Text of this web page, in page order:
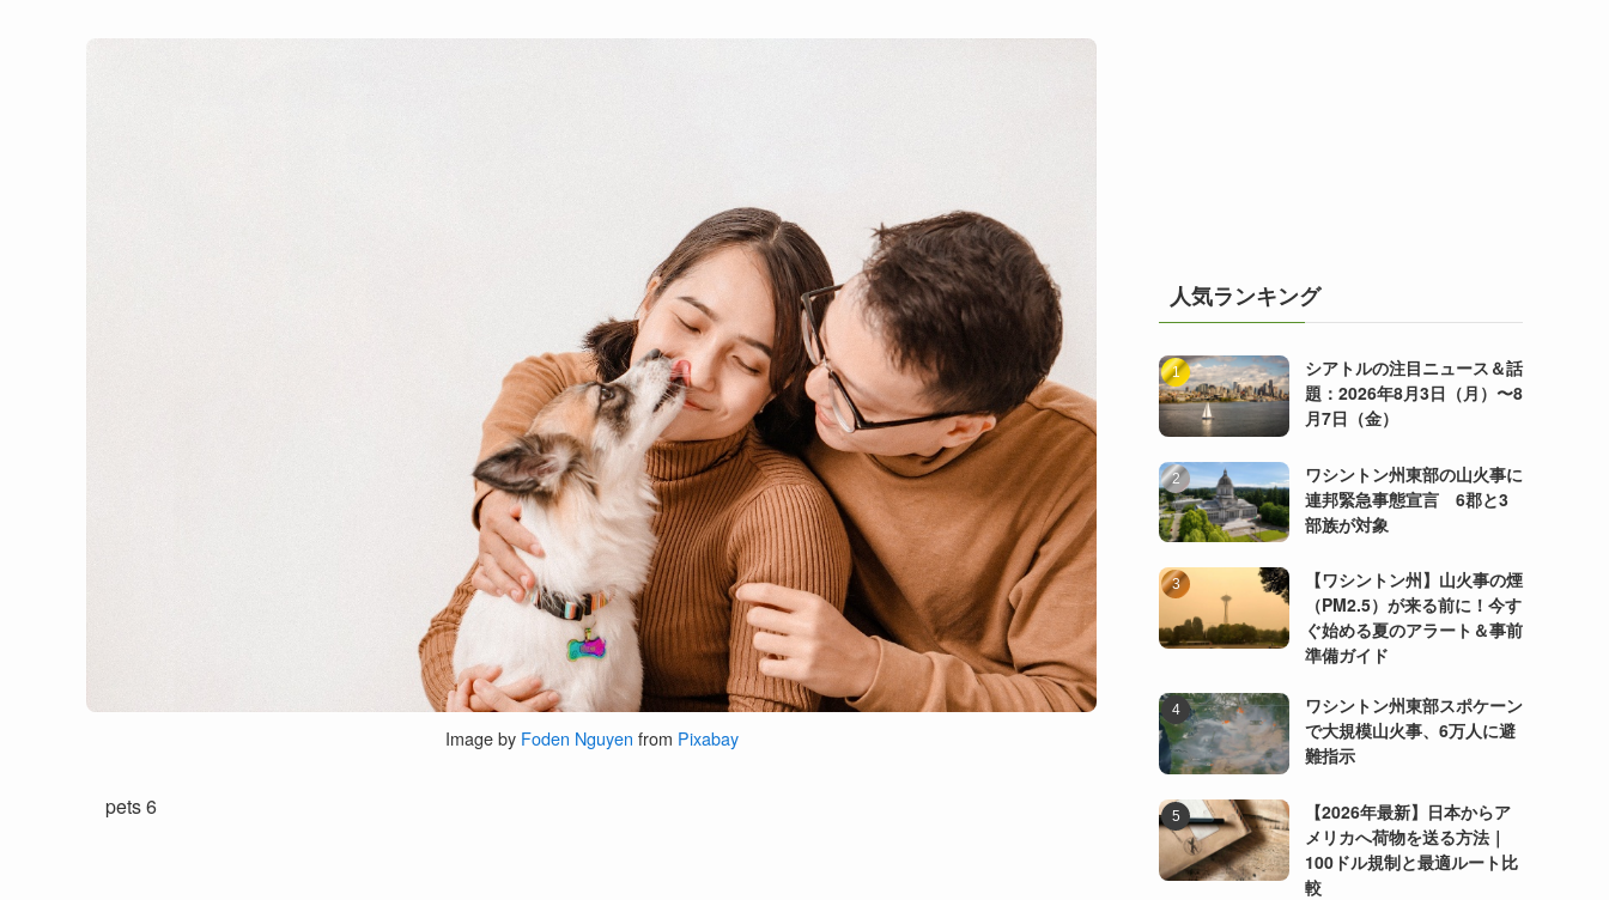
Image by Foden Nguyen from Pixabay
pets 6
人気ランキング
シアトルの注目ニュース＆話
題：2026年8月3日（月）〜8
月7日（金）
ワシントン州東部の山火事に
連邦緊急事態宣言 6郡と3
部族が対象
【ワシントン州】山火事の煙
（PM2.5）が来る前に！今す
ぐ始める夏のアラート＆事前
準備ガイド
ワシントン州東部スポケーン
で大規模山火事、6万人に避
難指示
【2026年最新】日本からア
メリカへ荷物を送る方法｜
100ドル規制と最適ルート比
較